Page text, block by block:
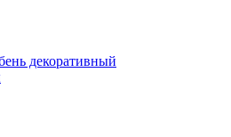
декоративный